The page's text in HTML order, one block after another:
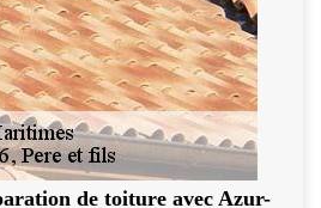
de toiture avec Azur-